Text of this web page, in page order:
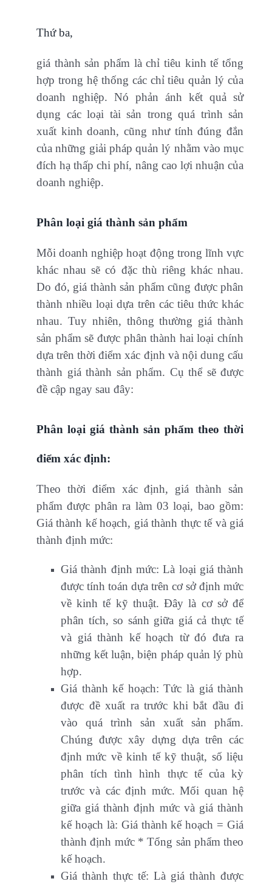
Thứ ba,
giá thành sản phẩm là chỉ tiêu kinh tế tổng
hợp trong hệ thống các chỉ tiêu quản lý của
doanh nghiệp. Nó phản ánh kết quả sử
dụng các loại tài sản trong quá trình sản
xuất kinh doanh, cũng như tính đúng đắn
của những giải pháp quản lý nhằm vào mục
đích hạ thấp chi phí, nâng cao lợi nhuận của
doanh nghiệp.
Phân loại giá thành sản phẩm
Mỗi doanh nghiệp hoạt động trong lĩnh vực
khác nhau sẽ có đặc thù riêng khác nhau.
Do đó, giá thành sản phẩm cũng được phân
thành nhiều loại dựa trên các tiêu thức khác
nhau. Tuy nhiên, thông thường giá thành
sản phẩm sẽ được phân thành hai loại chính
dựa trên thời điểm xác định và nội dung cấu
thành giá thành sản phẩm. Cụ thể sẽ được
đề cập ngay sau đây:
Phân loại giá thành sản phẩm theo thời
điểm xác định:
Theo thời điểm xác định, giá thành sản
phẩm được phân ra làm 03 loại, bao gồm:
Giá thành kế hoạch, giá thành thực tế và giá
thành định mức:
Giá thành định mức: Là loại giá thành
được tính toán dựa trên cơ sở định mức
về kinh tế kỹ thuật. Đây là cơ sở để
phân tích, so sánh giữa giá cả thực tế
và giá thành kế hoạch từ đó đưa ra
những kết luận, biện pháp quản lý phù
hợp.
Giá thành kế hoạch: Tức là giá thành
được đề xuất ra trước khi bắt đầu đi
vào quá trình sản xuất sản phẩm.
Chúng được xây dựng dựa trên các
định mức về kinh tế kỹ thuật, số liệu
phân tích tình hình thực tế của kỳ
trước và các định mức. Mối quan hệ
giữa giá thành định mức và giá thành
kế hoạch là: Giá thành kế hoạch = Giá
thành định mức * Tổng sản phẩm theo
kế hoạch.
Giá thành thực tế: Là giá thành được